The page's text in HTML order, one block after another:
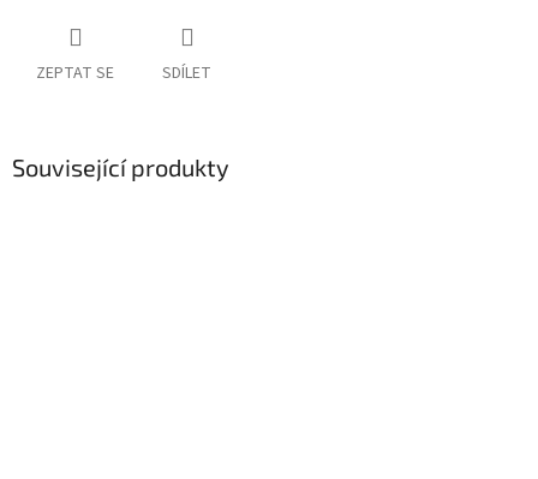
ZEPTAT SE SDÍLET
Související produkty